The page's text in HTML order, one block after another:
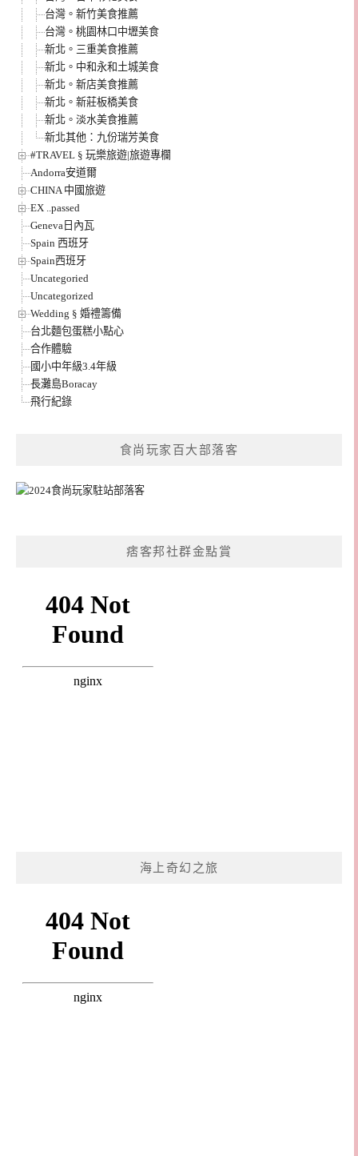
台灣。新竹美食推薦
台灣。桃園林口中壢美食
新北。三重美食推薦
新北。中和永和土城美食
新北。新店美食推薦
新北。新莊板橋美食
新北。淡水美食推薦
新北其他：九份瑞芳美食
#TRAVEL § 玩樂旅遊|旅遊專欄
Andorra安道爾
CHINA 中國旅遊
EX ..passed
Geneva日內瓦
Spain 西班牙
Spain西班牙
Uncategoried
Uncategorized
Wedding § 婚禮籌備
台北麵包蛋糕小點心
合作體驗
國小中年級3.4年級
長灘島Boracay
飛行紀錄
食尚玩家百大部落客
痞客邦社群金點賞
海上奇幻之旅